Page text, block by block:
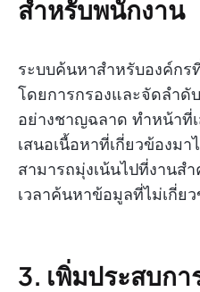
สำหรับพนักงาน
ระบบค้นหาสำหรับองค์ก
โดยการกรองและจัดลำ
อย่างชาญฉลาด ทำหน้าที่
เสนอเนื้อหาที่เกี่ยวข้องม
สามารถมุ่งเน้นไปที่งานส
เวลาค้นหาข้อมูลที่ไม่เกี่ย
3. เพิ่มประสบก